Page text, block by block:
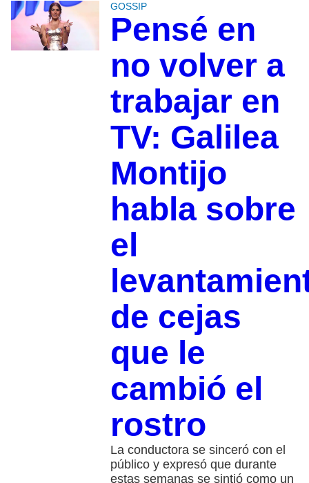
GOSSIP
Pensé en
no volver a
trabajar en
TV: Galilea
Montijo
habla sobre
el
de cejas
que le
cambió el
rostro
La conductora se sinceró con el
público y expresó que durante
estas semanas se sintió como un